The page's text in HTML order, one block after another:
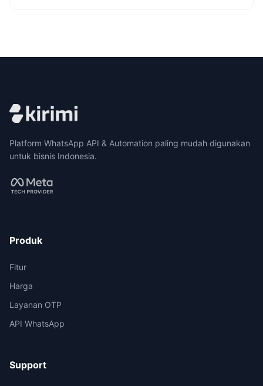
Platform WhatsApp API & Automation paling mudah digunakan
untuk bisnis Indonesia.
Produk
Fitur
Harga
Layanan OTP
API WhatsApp
Support